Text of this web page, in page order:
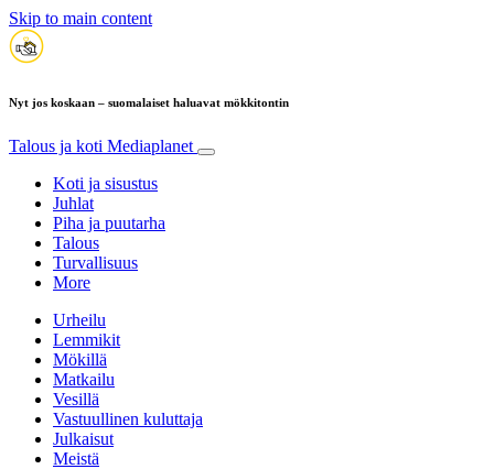
Skip to main content
Nyt jos koskaan – suomalaiset haluavat mökkitontin
Talous ja koti Mediaplanet
Koti ja sisustus
Juhlat
Piha ja puutarha
Talous
Turvallisuus
More
Urheilu
Lemmikit
Mökillä
Matkailu
Vesillä
Vastuullinen kuluttaja
Julkaisut
Meistä